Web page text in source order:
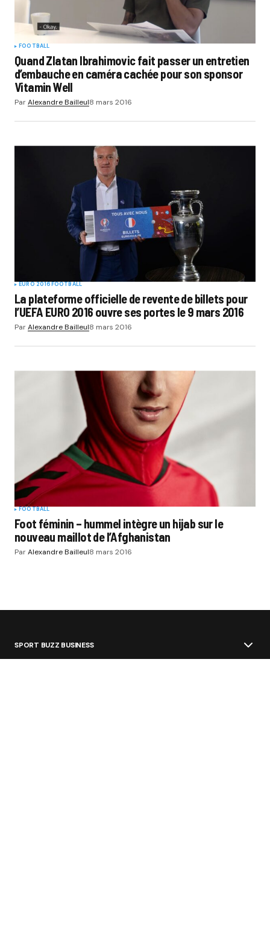
FOOTBALL
Quand Zlatan Ibrahimovic fait passer un entretien
d’embauche en caméra cachée pour son sponsor
Vitamin Well
ParAlexandre Bailleul8 mars 2016
EURO 2016FOOTBALL
La plateforme officielle de revente de billets pour
l’UEFA EURO 2016 ouvre ses portes le 9 mars 2016
ParAlexandre Bailleul8 mars 2016
FOOTBALL
Foot féminin – hummel intègre un hijab sur le
nouveau maillot de l’Afghanistan
ParAlexandre Bailleul8 mars 2016
SPORT BUZZ BUSINESS